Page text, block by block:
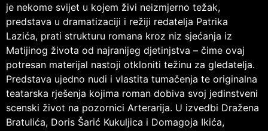
je nekome svijet u kojem živi neizmjerno težak,
predstava u dramatizaciji i režiji redatelja Patrika
Lazića, prati strukturu romana kroz niz sjećanja iz
Matijinog života od najranijeg djetinjstva – čime ovaj
potresan materijal nastoji otkloniti težinu za gledatelja.
Predstava ujedno nudi i vlastita tumačenja te originalna
teatarska rješenja kojima roman dobiva svoj jedinstveni
scenski život na pozornici Arterarija. U izvedbi Dražena
Bratulića, Doris Šarić Kukuljica i Domagoja Ikića,